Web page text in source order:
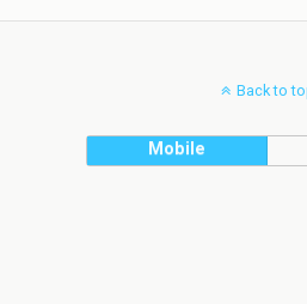
Back to
Mobile